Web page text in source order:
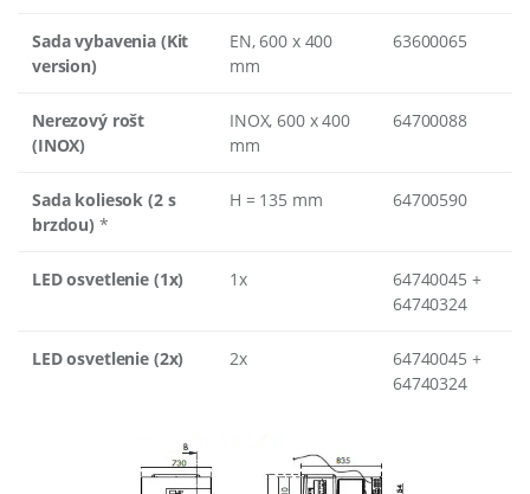
Sada vybavenia (Kit
version)
EN, 600 x 400
mm
63600065
Nerezový rošt
(INOX)
INOX, 600 x 400
mm
64700088
Sada koliesok (2 s
brzdou) *
H = 135 mm 64700590
LED osvetlenie (1x) 1x
64740045 +
64740324
LED osvetlenie (2x) 2x
64740045 +
64740324